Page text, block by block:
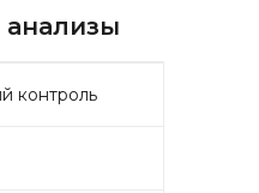
контроль